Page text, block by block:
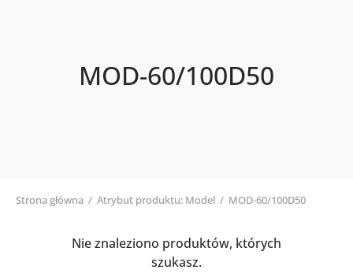
MOD-60/100D50
Strona główna / Atrybut produktu: Model / MOD-60/100D50
Nie znaleziono produktów, których
szukasz.